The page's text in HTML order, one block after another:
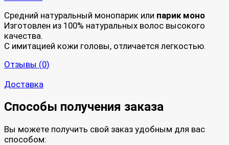
Средний натуральный монопарик или парик моно
Изготовлен из 100% натуральных волос высокого
качества.
С имитацией кожи головы, отличается легкостью.
Отзывы (0)
Доставка
Способы получения заказа
Вы можете получить свой заказ удобным для вас
способом: